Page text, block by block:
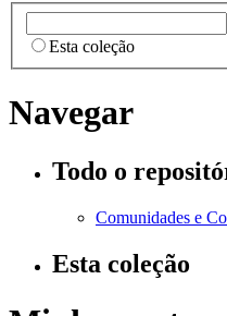
Esta coleção
Navegar
Todo o
Comunidades e
Esta coleção